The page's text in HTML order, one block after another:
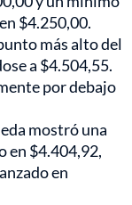
$4.250,00.
más alto del
a $4.504,55.
por debajo
mostró una
en $4.404,92,
en